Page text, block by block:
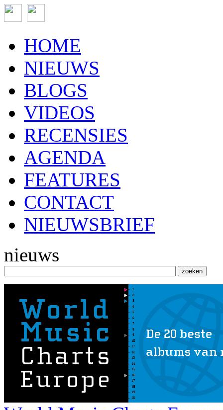
HOME
NIEUWS
BLOGS
VIDEOS
RECENSIES
AGENDA
FEATURES
CONTACT
NIEUWSBRIEF
nieuws